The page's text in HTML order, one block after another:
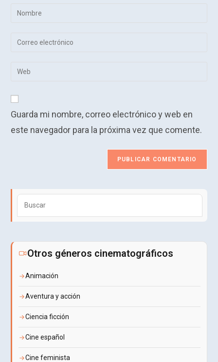
Introduce
de
para
Introduce
de
para
Introduce
de
tu
web
Guarda mi nombre, correo electrónico y web en
este navegador para la próxima vez que comente.
Otros géneros cinematográficos
Animación
Aventura y acción
Ciencia ficción
Cine español
Cine feminista